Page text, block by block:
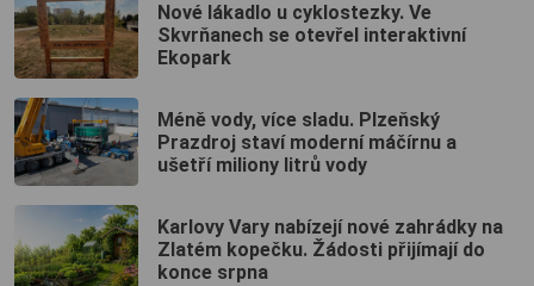
Nové lákadlo u cyklostezky. Ve
Skvrňanech se otevřel interaktivní
Ekopark
Méně vody, více sladu. Plzeňský
Prazdroj staví moderní máčírnu a
ušetří miliony litrů vody
Karlovy Vary nabízejí nové zahrádky na
Zlatém kopečku. Žádosti přijímají do
konce srpna